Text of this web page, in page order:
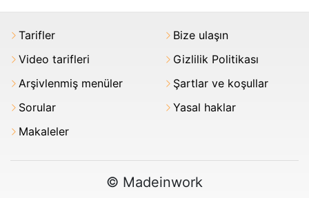
Tarifler
Video tarifleri
Arşivlenmiş menüler
Sorular
Makaleler
Bize ulaşın
Gizlilik Politikası
Şartlar ve koşullar
Yasal haklar
© Madeinwork